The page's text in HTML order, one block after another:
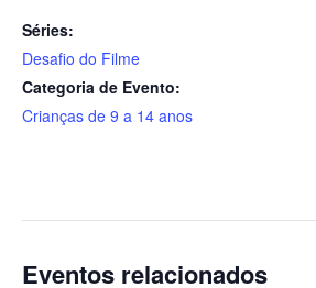
Séries:
Desafio do Filme
Categoria de Evento:
Crianças de 9 a 14 anos
Eventos relacionados